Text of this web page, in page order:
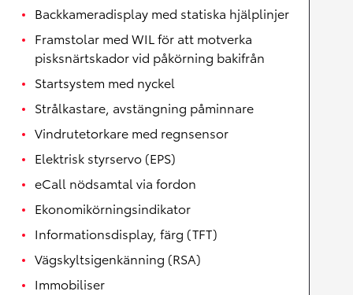
Backkameradisplay med statiska hjälplinjer
Framstolar med WIL för att motverka
pisksnärtskador vid påkörning bakifrån
Startsystem med nyckel
Strålkastare, avstängning påminnare
Vindrutetorkare med regnsensor
Elektrisk styrservo (EPS)
eCall nödsamtal via fordon
Ekonomikörningsindikator
Informationsdisplay, färg (TFT)
Vägskyltsigenkänning (RSA)
Immobiliser